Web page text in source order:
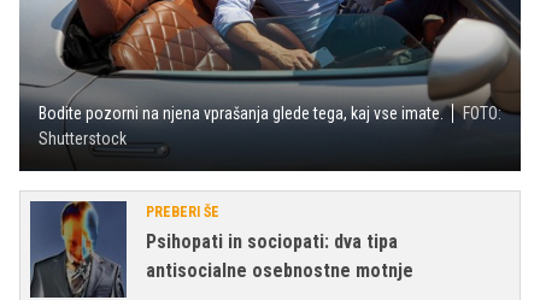
Bodite pozorni na njena vprašanja glede tega, kaj vse imate.
FOTO:
Shutterstock
PREBERI ŠE
Psihopati in sociopati: dva tipa
antisocialne osebnostne motnje